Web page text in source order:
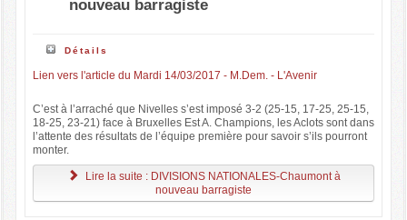
nouveau barragiste
Détails
Lien vers l'article du Mardi 14/03/2017 - M.Dem. - L'Avenir
C’est à l’arraché que Nivelles s’est imposé 3-2 (25-15, 17-25, 25-15,
18-25, 23-21) face à Bruxelles Est A. Champions, les Aclots sont dans
l’attente des résultats de l’équipe première pour savoir s’ils pourront
monter.
Lire la suite : DIVISIONS NATIONALES-Chaumont à
nouveau barragiste